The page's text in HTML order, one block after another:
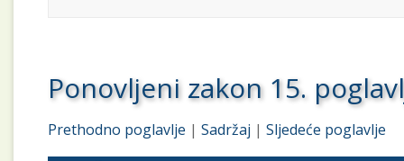
Ponovljeni zakon 15.
Prethodno poglavlje |Sadržaj |Sljedeće poglavlje